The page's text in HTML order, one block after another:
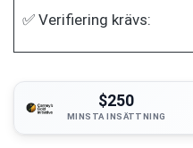
✅ Verifiering krävs:
$250
MINSTA INSÄTTNING